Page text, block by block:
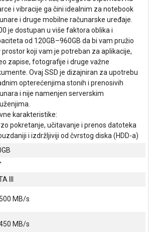
i vibracije ga čini idealnim za notebook
i druge mobilne računarske uređaje.
je dostupan u više faktora oblika i
od 120GB–960GB da bi vam pružio
prostor koji vam je potreban za aplikacije,
zapise, fotografije i druge važne
Ovaj SSD je dizajniran za upotrebu
opterećenjima stonih i prenosivih
i nije namenjen serverskim
karakteristike:
pokretanje, učitavanje i prenos datoteka
i izdržljiviji od čvrstog diska (HDD-a)
III
MB/s
MB/s